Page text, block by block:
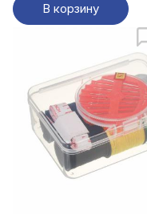
В корзину